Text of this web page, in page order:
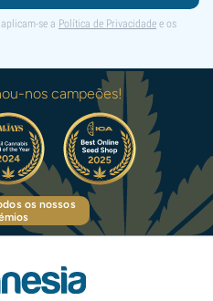
se a Política de Privacidade e os
nos campeões!
os nossos